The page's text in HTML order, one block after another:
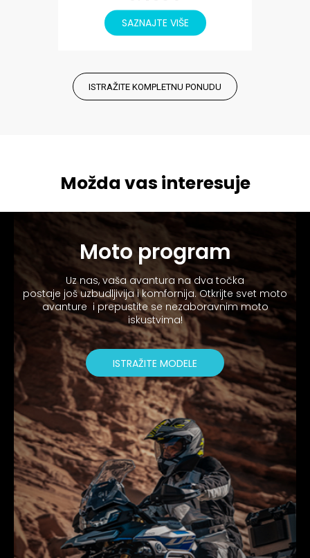
ISTRAŽITE KOMPLETNU PONUDU
Možda vas interesuje
Moto program
Uz nas, vaša avantura na dva točka
postaje još uzbudljivija i komfornija. Otkrijte svet moto
avanture i prepustite se nezaboravnim moto
iskustvima!
ISTRAŽITE MODELE